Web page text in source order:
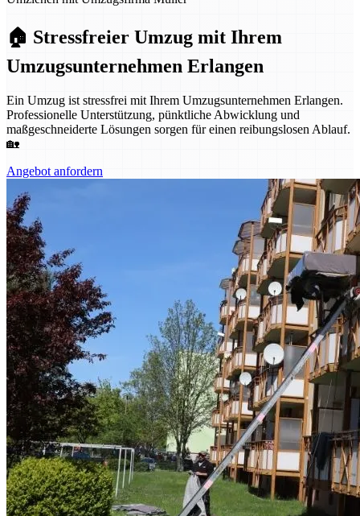
🏠 Stressfreier Umzug mit Ihrem
Umzugsunternehmen Erlangen
Ein Umzug ist stressfrei mit Ihrem Umzugsunternehmen Erlangen.
Professionelle Unterstützung, pünktliche Abwicklung und
maßgeschneiderte Lösungen sorgen für einen reibungslosen Ablauf.
🏡
Angebot anfordern